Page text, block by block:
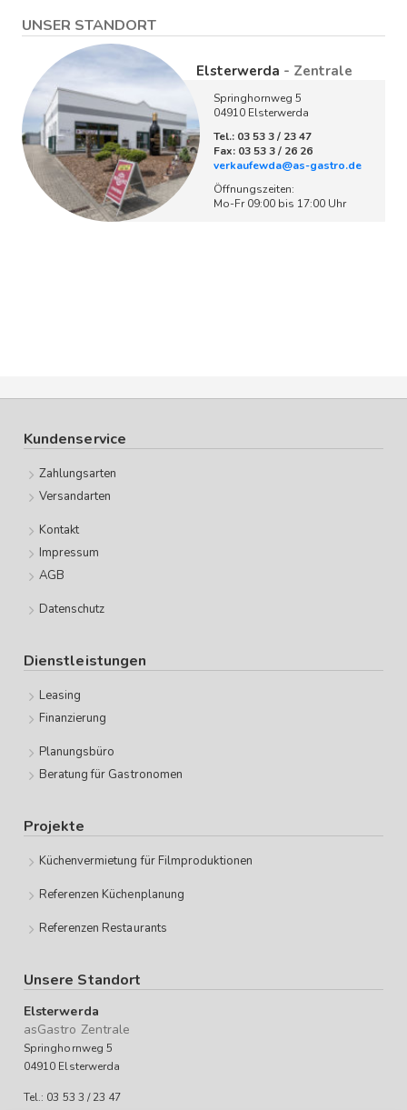
UNSER STANDORT
Elsterwerda - Zentrale
Springhornweg 5
04910 Elsterwerda
Tel.: 03 53 3 / 23 47
Fax: 03 53 3 / 26 26
verkaufewda@as-gastro.de
Öffnungszeiten:
Mo-Fr 09:00 bis 17:00 Uhr
Kundenservice
Zahlungsarten
Versandarten
Kontakt
Impressum
AGB
Datenschutz
Dienstleistungen
Leasing
Finanzierung
Planungsbüro
Beratung für Gastronomen
Projekte
Küchenvermietung für Filmproduktionen
Referenzen Küchenplanung
Referenzen Restaurants
Unsere Standort
Elsterwerda
asGastro Zentrale
Springhornweg 5
04910 Elsterwerda
Tel.: 03 53 3 / 23 47